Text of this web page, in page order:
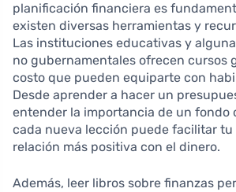
planificación financiera es
existen diversas herramientas y
Las instituciones educativas y
no gubernamentales ofrecen cursos
costo que pueden equiparte con
Desde aprender a hacer un
entender la importancia de un fondo
cada nueva lección puede facilitar tu
relación más positiva con el dinero.
Además, leer libros sobre finanzas